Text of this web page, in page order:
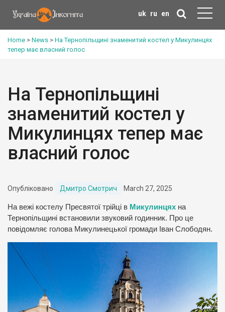
uk ru en
Home > News > На Тернопільщині знаменитий костел у Микулинцях
тепер має власний голос
На Тернопільщині
знаменитий костел у
Микулинцях тепер має
власний голос
Опубліковано Дмитро Смотрич March 27, 2025
На вежі костелу Пресвятої трійці в Микулинцях на
Тернопільщині встановили звуковий годинник. Про це
повідомляє голова Микулинецької громади Іван Слободян.